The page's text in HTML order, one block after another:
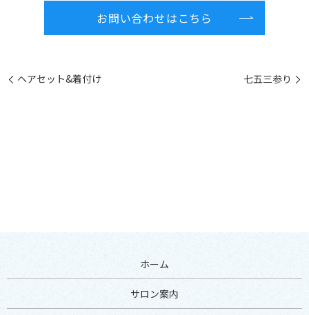
お問い合わせはこちら
ヘアセット&着付け 七五三参り
ホーム
サロン案内